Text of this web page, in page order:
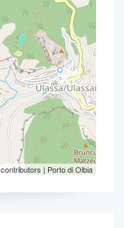
contributors | Porto di Olbia